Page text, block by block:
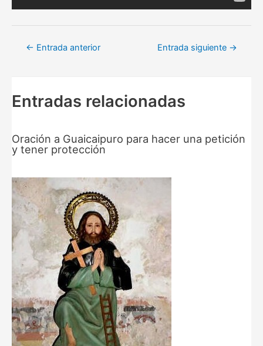
Navegación
← Entrada anterior Entrada siguiente →
Entradas relacionadas
Oración a Guaicaipuro para hacer una petición
y tener protección